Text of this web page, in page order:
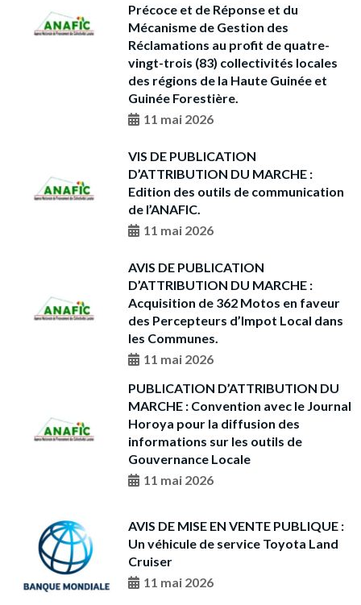
Précoce et de Réponse et du
Mécanisme de Gestion des
Réclamations au profit de quatre-
vingt-trois (83) collectivités locales
des régions de la Haute Guinée et
Guinée Forestière.
11 mai 2026
VIS DE PUBLICATION
D’ATTRIBUTION DU MARCHE :
Edition des outils de communication
de l’ANAFIC.
11 mai 2026
AVIS DE PUBLICATION
D’ATTRIBUTION DU MARCHE :
Acquisition de 362 Motos en faveur
des Percepteurs d’Impot Local dans
les Communes.
11 mai 2026
PUBLICATION D’ATTRIBUTION DU
MARCHE : Convention avec le Journal
Horoya pour la diffusion des
informations sur les outils de
Gouvernance Locale
11 mai 2026
AVIS DE MISE EN VENTE PUBLIQUE :
Un véhicule de service Toyota Land
Cruiser
11 mai 2026